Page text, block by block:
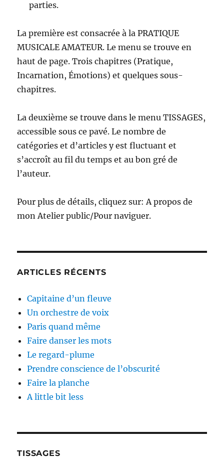
parties.
La première est consacrée à la PRATIQUE
MUSICALE AMATEUR. Le menu se trouve en
haut de page. Trois chapitres (Pratique,
Incarnation, Émotions) et quelques sous-
chapitres.
La deuxième se trouve dans le menu TISSAGES,
accessible sous ce pavé. Le nombre de
catégories et d’articles y est fluctuant et
s’accroît au fil du temps et au bon gré de
l’auteur.
Pour plus de détails, cliquez sur: A propos de
mon Atelier public/Pour naviguer.
ARTICLES RÉCENTS
Capitaine d’un fleuve
Un orchestre de voix
Paris quand même
Faire danser les mots
Le regard-plume
Prendre conscience de l’obscurité
Faire la planche
A little bit less
TISSAGES